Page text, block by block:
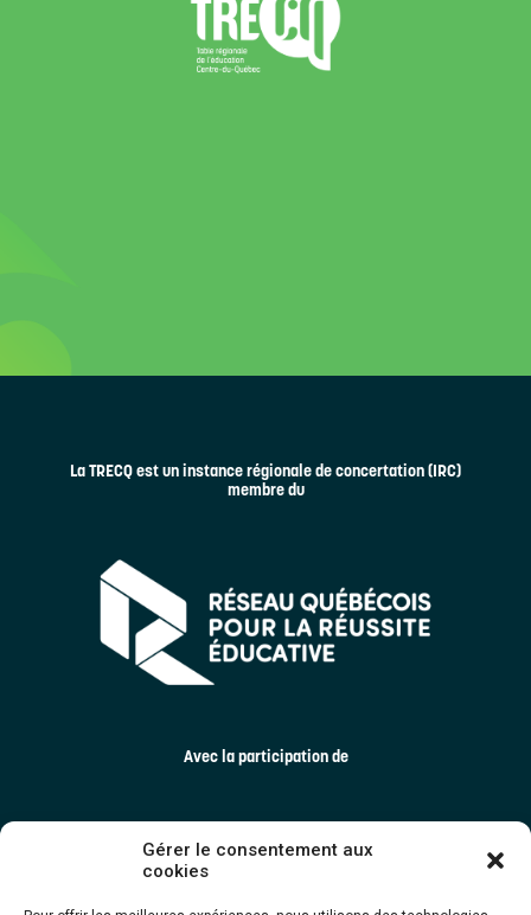
Gérer le consentement aux
cookies
La TRECQ est un instance régionale de concertation (IRC)
membre du
Avec la participation de